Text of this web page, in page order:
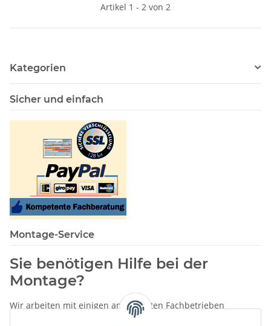
Artikel 1 - 2 von 2
Kategorien
Sicher und einfach
Montage-Service
Sie benötigen Hilfe bei der
Montage?
Wir arbeiten mit einigen anerkannten Fachbetrieben